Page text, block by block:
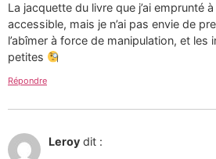
La jacquette du livre que j’ai emprunté
accessible, mais je n’ai pas envie de
l’abîmer à force de manipulation, et les
petites
Répondre
Leroy dit :